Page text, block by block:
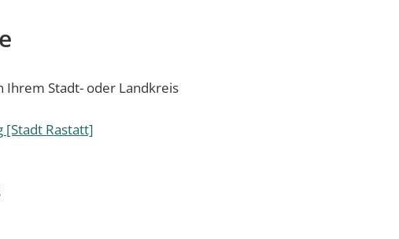
Stadt- oder Landkreis
[Stadt Rastatt]